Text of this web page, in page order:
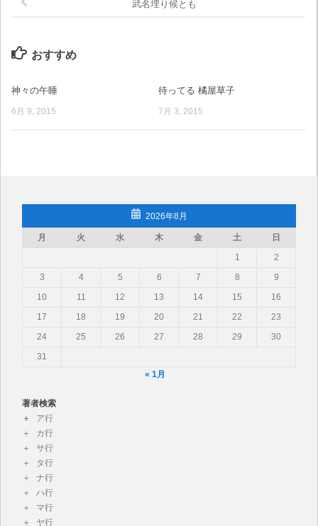
武名埋り候とも
おすすめ
神々の午睡
6月 9, 2015
待ってる 橘屋草子
7月 3, 2015
2026年8月
月 火 水 木 金 土
日
1
2
3
4 5 6 7 8
9
10
11 12 13 14 15
16
17
18 19 20 21 22
23
24
25 26 27 28 29
30
31
« 1月
著者検索
ア行
カ行
サ行
タ行
ナ行
ハ行
マ行
ヤ行